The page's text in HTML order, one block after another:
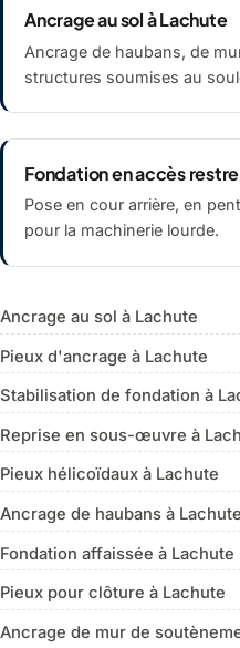
Ancrage au sol à Lachute
Ancrage de haubans, de
structures soumises au
Fondation en accès
Pose en cour arrière, en
pour la machinerie lourde.
Ancrage au sol à Lachute
Pieux d'ancrage à Lachute
Stabilisation de fondation à
Reprise en sous-œuvre à
Pieux hélicoïdaux à Lachute
Ancrage de haubans à Lachute
Fondation affaissée à Lachute
Pieux pour clôture à Lachute
Ancrage de mur de